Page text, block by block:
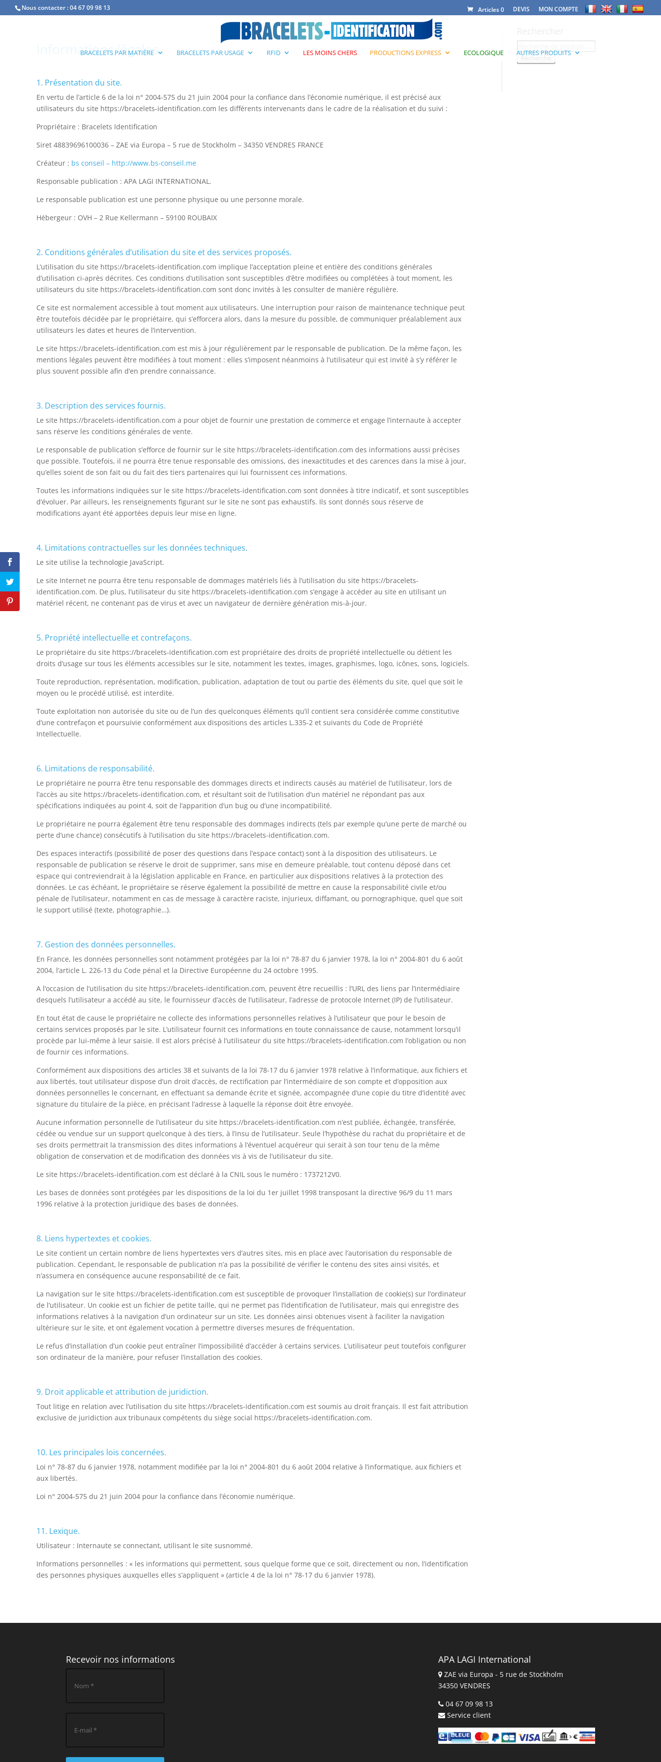
Nous contacter :04 67 09 98 13 Articles 0 DEVIS MON COMPTE
BRACELETS PAR MATIÈRE BRACELETS PAR USAGE RFID LES MOINS CHERS PRODUCTIONS EXPRESS ECOLOGIQUE AUTRES PRODUITS
Informations légales
1. Présentation du site.
En vertu de l’article 6 de la loi n° 2004-575 du 21 juin 2004 pour la confiance dans l’économie numérique, il est précisé aux
utilisateurs du site https://bracelets-identification.com les différents intervenants dans le cadre de la réalisation et du suivi :
Propriétaire : Bracelets Identification
Siret 48839696100036 – ZAE via Europa – 5 rue de Stockholm – 34350 VENDRES FRANCE
Créateur : bs conseil – http://www.bs-conseil.me
Responsable publication : APA LAGI INTERNATIONAL.
Le responsable publication est une personne physique ou une personne morale.
Hébergeur : OVH – 2 Rue Kellermann – 59100 ROUBAIX
2. Conditions générales d’utilisation du site et des services proposés.
L’utilisation du site https://bracelets-identification.com implique l’acceptation pleine et entière des conditions générales
d’utilisation ci-après décrites. Ces conditions d’utilisation sont susceptibles d’être modifiées ou complétées à tout moment, les
utilisateurs du site https://bracelets-identification.com sont donc invités à les consulter de manière régulière.
Ce site est normalement accessible à tout moment aux utilisateurs. Une interruption pour raison de maintenance technique peut
être toutefois décidée par le propriétaire, qui s’efforcera alors, dans la mesure du possible, de communiquer préalablement aux
utilisateurs les dates et heures de l’intervention.
Le site https://bracelets-identification.com est mis à jour régulièrement par le responsable de publication. De la même façon, les
mentions légales peuvent être modifiées à tout moment : elles s’imposent néanmoins à l’utilisateur qui est invité à s’y référer le
plus souvent possible afin d’en prendre connaissance.
3. Description des services fournis.
Le site https://bracelets-identification.com a pour objet de fournir une prestation de commerce et engage l’internaute à accepter
sans réserve les conditions générales de vente.
Le responsable de publication s’efforce de fournir sur le site https://bracelets-identification.com des informations aussi précises
que possible. Toutefois, il ne pourra être tenue responsable des omissions, des inexactitudes et des carences dans la mise à jour,
qu’elles soient de son fait ou du fait des tiers partenaires qui lui fournissent ces informations.
Toutes les informations indiquées sur le site https://bracelets-identification.com sont données à titre indicatif, et sont susceptibles
d’évoluer. Par ailleurs, les renseignements figurant sur le site ne sont pas exhaustifs. Ils sont donnés sous réserve de
modifications ayant été apportées depuis leur mise en ligne.
4. Limitations contractuelles sur les données techniques.
Le site utilise la technologie JavaScript.
Le site Internet ne pourra être tenu responsable de dommages matériels liés à l’utilisation du site https://bracelets-
identification.com. De plus, l’utilisateur du site https://bracelets-identification.com s’engage à accéder au site en utilisant un
matériel récent, ne contenant pas de virus et avec un navigateur de dernière génération mis-à-jour.
5. Propriété intellectuelle et contrefaçons.
Le propriétaire du site https://bracelets-identification.com est propriétaire des droits de propriété intellectuelle ou détient les
droits d’usage sur tous les éléments accessibles sur le site, notamment les textes, images, graphismes, logo, icônes, sons, logiciels.
Toute reproduction, représentation, modification, publication, adaptation de tout ou partie des éléments du site, quel que soit le
moyen ou le procédé utilisé, est interdite.
Toute exploitation non autorisée du site ou de l’un des quelconques éléments qu’il contient sera considérée comme constitutive
d’une contrefaçon et poursuivie conformément aux dispositions des articles L.335-2 et suivants du Code de Propriété
Intellectuelle.
6. Limitations de responsabilité.
Le propriétaire ne pourra être tenu responsable des dommages directs et indirects causés au matériel de l’utilisateur, lors de
l’accès au site https://bracelets-identification.com, et résultant soit de l’utilisation d’un matériel ne répondant pas aux
spécifications indiquées au point 4, soit de l’apparition d’un bug ou d’une incompatibilité.
Le propriétaire ne pourra également être tenu responsable des dommages indirects (tels par exemple qu’une perte de marché ou
perte d’une chance) consécutifs à l’utilisation du site https://bracelets-identification.com.
Des espaces interactifs (possibilité de poser des questions dans l’espace contact) sont à la disposition des utilisateurs. Le
responsable de publication se réserve le droit de supprimer, sans mise en demeure préalable, tout contenu déposé dans cet
espace qui contreviendrait à la législation applicable en France, en particulier aux dispositions relatives à la protection des
données. Le cas échéant, le propriétaire se réserve également la possibilité de mettre en cause la responsabilité civile et/ou
pénale de l’utilisateur, notamment en cas de message à caractère raciste, injurieux, diffamant, ou pornographique, quel que soit
le support utilisé (texte, photographie…).
7. Gestion des données personnelles.
En France, les données personnelles sont notamment protégées par la loi n° 78-87 du 6 janvier 1978, la loi n° 2004-801 du 6 août
2004, l’article L. 226-13 du Code pénal et la Directive Européenne du 24 octobre 1995.
A l’occasion de l’utilisation du site https://bracelets-identification.com, peuvent être recueillis : l’URL des liens par l’intermédiaire
desquels l’utilisateur a accédé au site, le fournisseur d’accès de l’utilisateur, l’adresse de protocole Internet (IP) de l’utilisateur.
En tout état de cause le propriétaire ne collecte des informations personnelles relatives à l’utilisateur que pour le besoin de
certains services proposés par le site. L’utilisateur fournit ces informations en toute connaissance de cause, notamment lorsqu’il
procède par lui-même à leur saisie. Il est alors précisé à l’utilisateur du site https://bracelets-identification.com l’obligation ou non
de fournir ces informations.
Conformément aux dispositions des articles 38 et suivants de la loi 78-17 du 6 janvier 1978 relative à l’informatique, aux fichiers et
aux libertés, tout utilisateur dispose d’un droit d’accès, de rectification par l’intermédiaire de son compte et d’opposition aux
données personnelles le concernant, en effectuant sa demande écrite et signée, accompagnée d’une copie du titre d’identité avec
signature du titulaire de la pièce, en précisant l’adresse à laquelle la réponse doit être envoyée.
Aucune information personnelle de l’utilisateur du site https://bracelets-identification.com n’est publiée, échangée, transférée,
cédée ou vendue sur un support quelconque à des tiers, à l’insu de l’utilisateur. Seule l’hypothèse du rachat du propriétaire et de
ses droits permettrait la transmission des dites informations à l’éventuel acquéreur qui serait à son tour tenu de la même
obligation de conservation et de modification des données vis à vis de l’utilisateur du site.
Le site https://bracelets-identification.com est déclaré à la CNIL sous le numéro : 1737212V0.
Les bases de données sont protégées par les dispositions de la loi du 1er juillet 1998 transposant la directive 96/9 du 11 mars
1996 relative à la protection juridique des bases de données.
8. Liens hypertextes et cookies.
Le site contient un certain nombre de liens hypertextes vers d’autres sites, mis en place avec l’autorisation du responsable de
publication. Cependant, le responsable de publication n’a pas la possibilité de vérifier le contenu des sites ainsi visités, et
n’assumera en conséquence aucune responsabilité de ce fait.
La navigation sur le site https://bracelets-identification.com est susceptible de provoquer l’installation de cookie(s) sur l’ordinateur
de l’utilisateur. Un cookie est un fichier de petite taille, qui ne permet pas l’identification de l’utilisateur, mais qui enregistre des
informations relatives à la navigation d’un ordinateur sur un site. Les données ainsi obtenues visent à faciliter la navigation
ultérieure sur le site, et ont également vocation à permettre diverses mesures de fréquentation.
Le refus d’installation d’un cookie peut entraîner l’impossibilité d’accéder à certains services. L’utilisateur peut toutefois configurer
son ordinateur de la manière, pour refuser l’installation des cookies.
9. Droit applicable et attribution de juridiction.
Tout litige en relation avec l’utilisation du site https://bracelets-identification.com est soumis au droit français. Il est fait attribution
exclusive de juridiction aux tribunaux compétents du siège social https://bracelets-identification.com.
10. Les principales lois concernées.
Loi n° 78-87 du 6 janvier 1978, notamment modifiée par la loi n° 2004-801 du 6 août 2004 relative à l’informatique, aux fichiers et
aux libertés.
Loi n° 2004-575 du 21 juin 2004 pour la confiance dans l’économie numérique.
11. Lexique.
Utilisateur : Internaute se connectant, utilisant le site susnommé.
Informations personnelles : « les informations qui permettent, sous quelque forme que ce soit, directement ou non, l’identification
des personnes physiques auxquelles elles s’appliquent » (article 4 de la loi n° 78-17 du 6 janvier 1978).
pour :
Recherche
Recevoir nos informations APA LAGI International
ZAE via Europa - 5 rue de Stockholm
34350 VENDRES
04 67 09 98 13
Service client